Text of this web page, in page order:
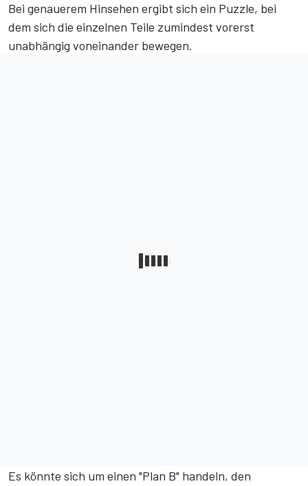
Bei genauerem Hinsehen ergibt sich ein Puzzle, bei
dem sich die einzelnen Teile zumindest vorerst
unabhängig voneinander bewegen.
Es könnte sich um einen "Plan B" handeln, den